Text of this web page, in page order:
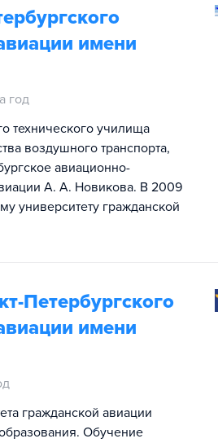
имени
год
технического училища
воздушного транспорта,
авиационно-
А. А. Новикова. В 2009
университету гражданской
Петербургского
имени
гражданской авиации
Обучение